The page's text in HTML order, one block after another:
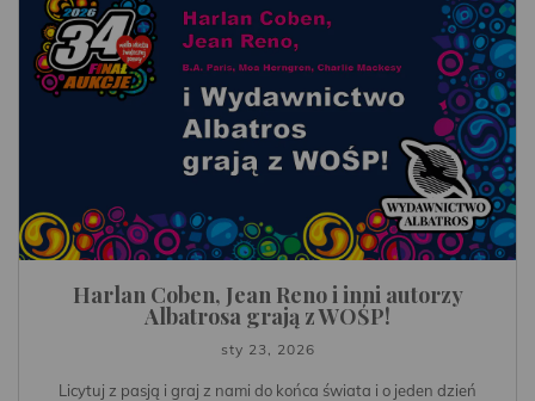
Harlan Coben, Jean Reno i inni autorzy
Albatrosa grają z WOŚP!
sty 23, 2026
Licytuj z pasją i graj z nami do końca świata i o jeden dzień